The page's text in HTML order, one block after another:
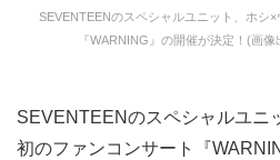
SEVENTEENのスペシャルユニット、ホシ
『WARNING』の開催が決定！(画
SEVENTEENのスペシャルユニ
初のファンコンサート『